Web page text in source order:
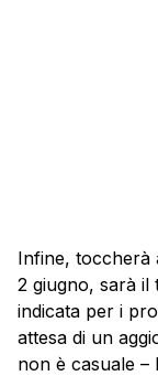
Infine, toccherà
2 giugno, sarà il
indicata per i
attesa di un
non è casuale